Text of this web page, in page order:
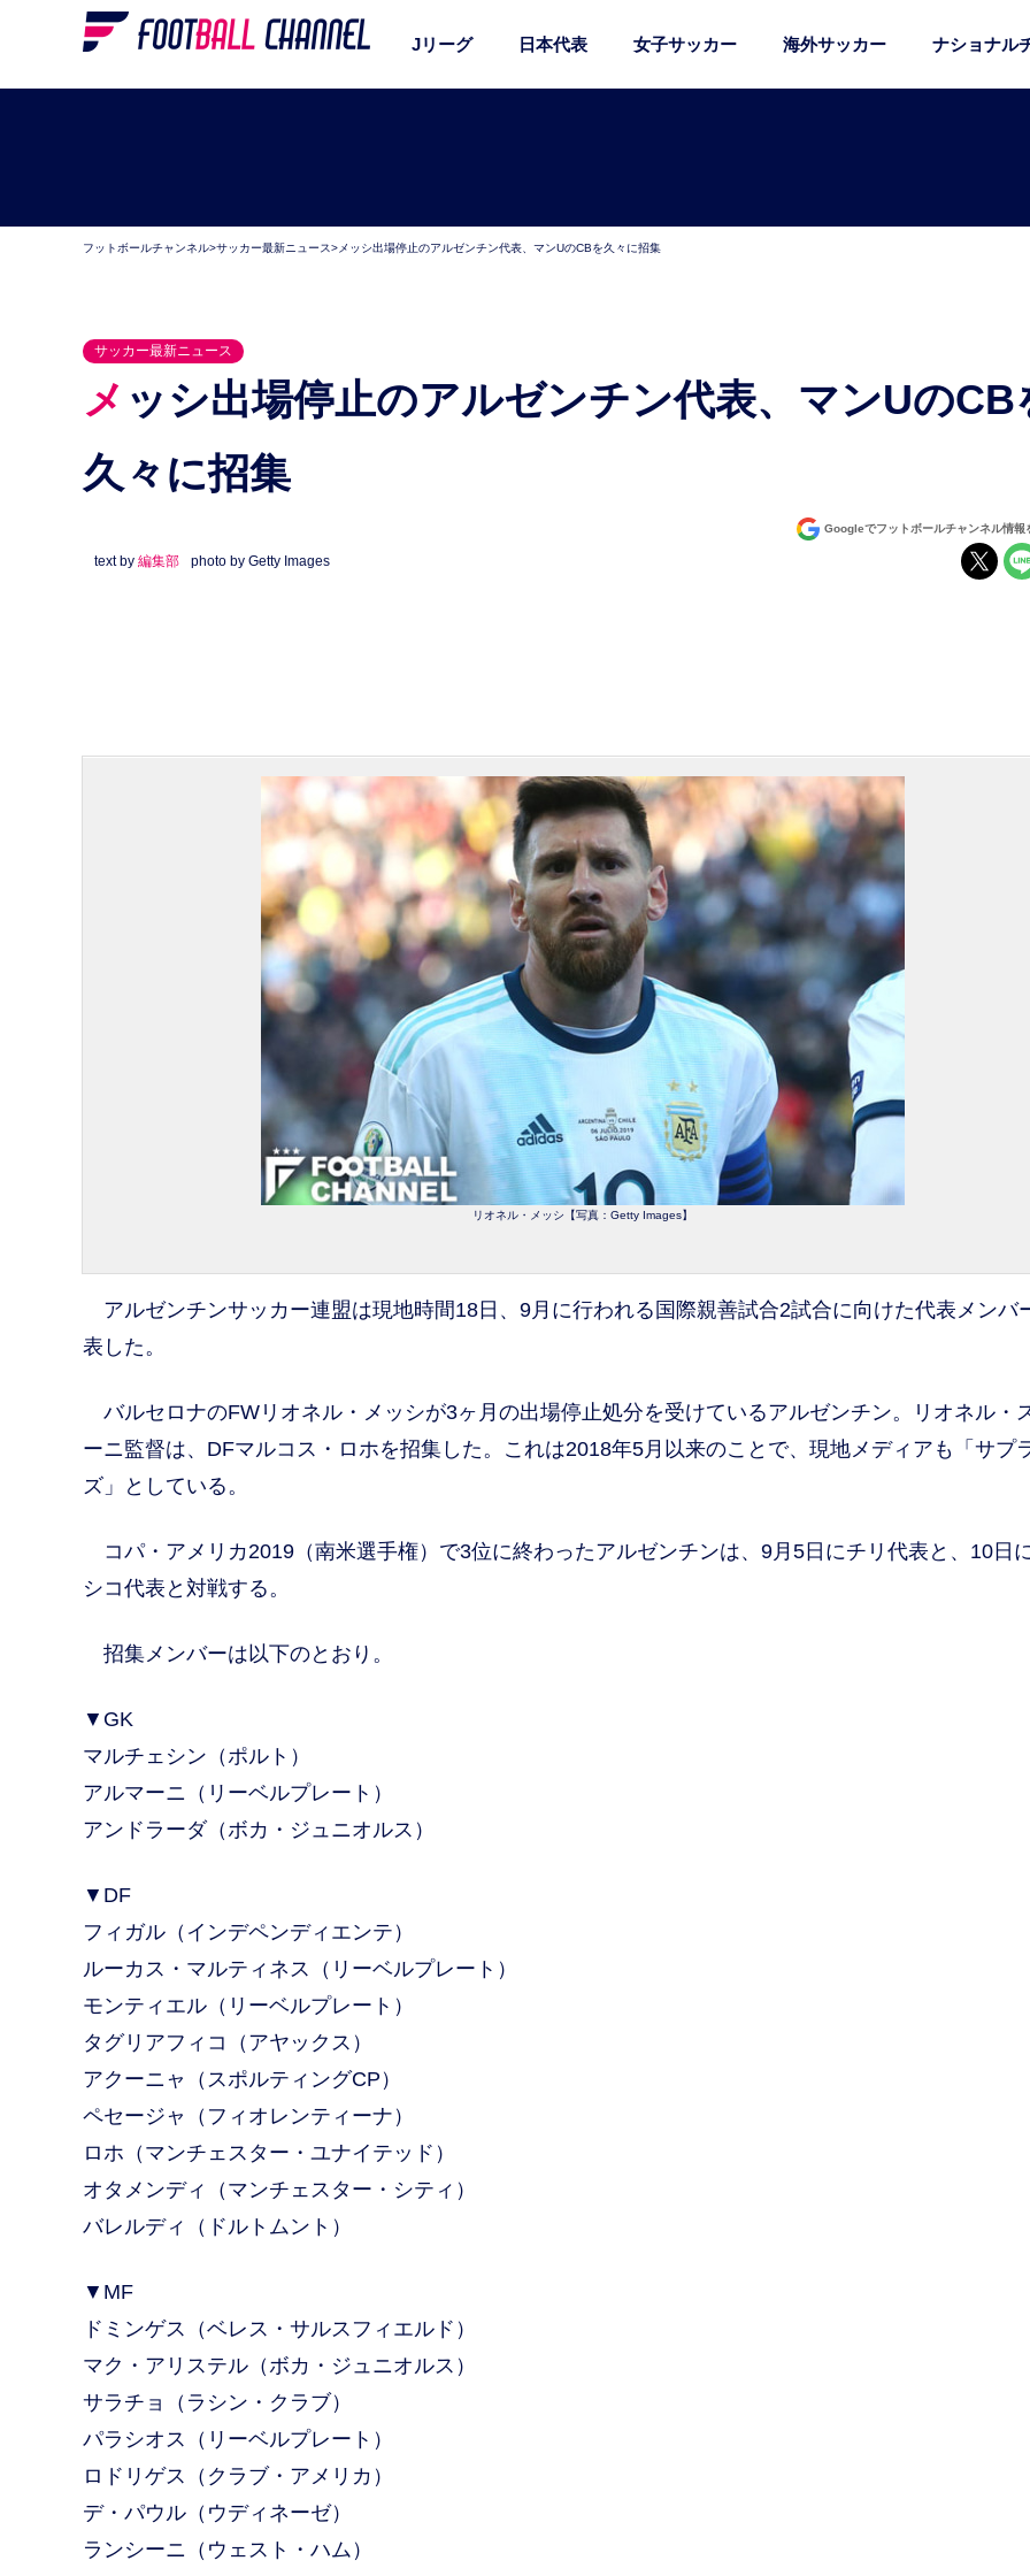
Jリーグ 日本代表 女子サッカー 海外サッカー ナショナル
フットボールチャンネル>サッカー最新ニュース> メッシ出場停止のアルゼンチン代表、マンUのCBを久々に招集
サッカー最新ニュース
メッシ出場停止のアルゼンチン代表、マンUのCBを
久々に招集
Googleでフットボールチャンネル情報
text by 編集部 photo by Getty Images
リオネル・メッシ【写真：Getty Images】
アルゼンチンサッカー連盟は現地時間18日、9月に行われる国際親善試合2試合に向けた代表メンバ
表した。
バルセロナのFWリオネル・メッシが3ヶ月の出場停止処分を受けているアルゼンチン。リオネル・
ーニ監督は、DFマルコス・ロホを招集した。これは2018年5月以来のことで、現地メディアも「サプ
ズ」としている。
コパ・アメリカ2019（南米選手権）で3位に終わったアルゼンチンは、9月5日にチリ代表と、10日
シコ代表と対戦する。
招集メンバーは以下のとおり。
▼GK
マルチェシン（ポルト）
アルマーニ（リーベルプレート）
アンドラーダ（ボカ・ジュニオルス）
▼DF
フィガル（インデペンディエンテ）
ルーカス・マルティネス（リーベルプレート）
モンティエル（リーベルプレート）
タグリアフィコ（アヤックス）
アクーニャ（スポルティングCP）
ペセージャ（フィオレンティーナ）
ロホ（マンチェスター・ユナイテッド）
オタメンディ（マンチェスター・シティ）
バレルディ（ドルトムント）
▼MF
ドミンゲス（ベレス・サルスフィエルド）
マク・アリステル（ボカ・ジュニオルス）
サラチョ（ラシン・クラブ）
パラシオス（リーベルプレート）
ロドリゲス（クラブ・アメリカ）
デ・パウル（ウディネーゼ）
ランシーニ（ウェスト・ハム）